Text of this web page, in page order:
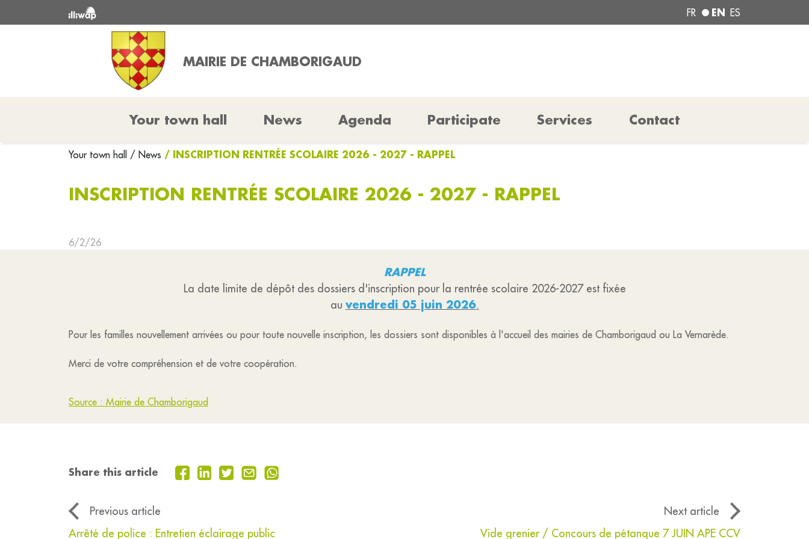
FR EN ES
MAIRIE DE CHAMBORIGAUD
Your town hall News Agenda Participate Services Contact
Your town hall / News / INSCRIPTION RENTRÉE SCOLAIRE 2026 - 2027 - RAPPEL
INSCRIPTION RENTRÉE SCOLAIRE 2026 - 2027 - RAPPEL
6/2/26
RAPPEL
La date limite de dépôt des dossiers d'inscription pour la rentrée scolaire 2026-2027 est fixée
au vendredi 05 juin 2026.
Pour les familles nouvellement arrivées ou pour toute nouvelle inscription, les dossiers sont disponibles à l'accueil des mairies de Chamborigaud ou La Vernarède.
Merci de votre compréhension et de votre coopération.
Source : Mairie de Chamborigaud
Share this article
Previous article
Next article
Arrêté de police : Entretien éclairage public
Vide grenier / Concours de pétanque 7 JUIN APE CCV